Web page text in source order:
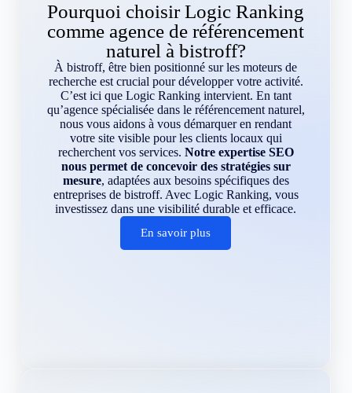
Pourquoi choisir Logic Ranking
comme agence de référencement
naturel à bistroff?
À bistroff, être bien positionné sur les moteurs de
recherche est crucial pour développer votre activité.
C’est ici que Logic Ranking intervient. En tant
qu’agence spécialisée dans le référencement naturel,
nous vous aidons à vous démarquer en rendant
votre site visible pour les clients locaux qui
recherchent vos services. Notre expertise SEO
nous permet de concevoir des stratégies sur
mesure, adaptées aux besoins spécifiques des
entreprises de bistroff. Avec Logic Ranking, vous
investissez dans une visibilité durable et efficace.
En savoir plus